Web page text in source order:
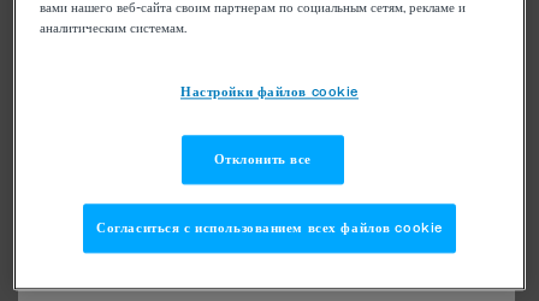
вами нашего веб-сайта своим партнерам по социальным сетям, рекламе и
аналитическим системам.
Настройки файлов cookie
Отклонить все
Согласиться с использованием всех файлов cookie